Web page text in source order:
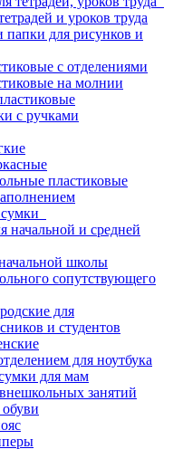
и уроков труда
для рисунков и
с отделениями
на молнии
с ручками
пластиковые
начальной и средней
школы
сопутствующего
для
и студентов
для ноутбука
для мам
занятий